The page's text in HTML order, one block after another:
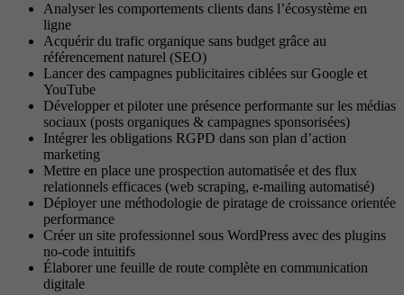
Analyser les comportements clients dans l’écosystème en
ligne
Acquérir du trafic organique sans budget grâce au
référencement naturel (SEO)
Lancer des campagnes publicitaires ciblées sur Google et
YouTube
Développer et piloter une présence performante sur les médias
sociaux (posts organiques & campagnes sponsorisées)
Intégrer les obligations RGPD dans son plan d’action
marketing
Mettre en place une prospection automatisée et des flux
relationnels efficaces (web scraping, e-mailing automatisé)
Déployer une méthodologie de piratage de croissance orientée
performance
Créer un site professionnel sous WordPress avec des plugins
no-code intuitifs
Élaborer une feuille de route complète en communication
digitale